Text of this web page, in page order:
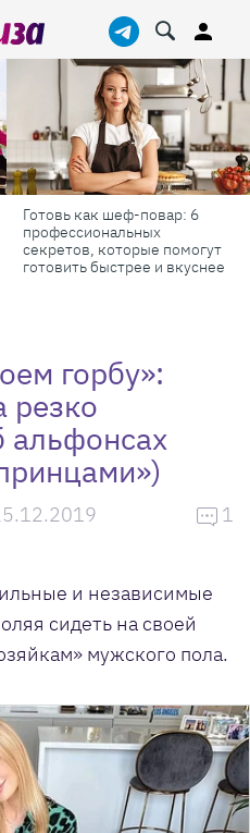
Готовь как шеф-повар: 6
профессиональных
секретов, которые помогут
готовить быстрее и вкуснее
горбу»:
резко
альфонсах
1
и независимые
сидеть на своей
мужского пола.